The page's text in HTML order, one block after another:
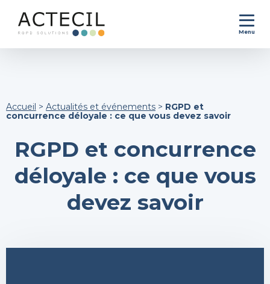
Menu
Accueil > Actualités et événements > RGPD et
concurrence déloyale : ce que vous devez savoir
RGPD et concurrence
déloyale : ce que vous
devez savoir